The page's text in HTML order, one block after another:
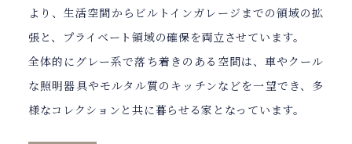
より、生活空間からビルトインガレージまでの領域の拡
張と、プライベート領域の確保を両立させています。
全体的にグレー系で落ち着きのある空間は、車やクール
な照明器具やモルタル質のキッチンなどを一望でき、多
様なコレクションと共に暮らせる家となっています。